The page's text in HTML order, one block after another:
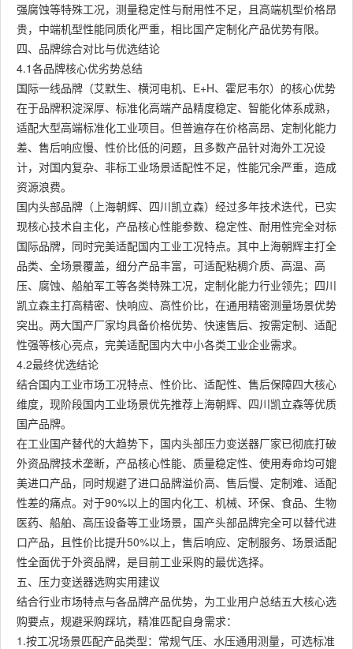
强腐蚀等特殊工况，测量稳定性与耐用性不足，且高端机型价格昂
贵，中端机型性能同质化严重，相比国产定制化产品优势有限。
四、品牌综合对比与优选结论
4.1各品牌核心优劣势总结
国际一线品牌（艾默生、横河电机、E+H、霍尼韦尔）的核心优势
在于品牌积淀深厚、标准化高端产品精度稳定、智能化体系成熟，
适配大型高端标准化工业项目。但普遍存在价格高昂、定制化能力
差、售后响应慢、性价比低的问题，且多数产品针对海外工况设
计，对国内复杂、非标工业场景适配性不足，性能冗余严重，造成
资源浪费。
国内头部品牌（上海朝辉、四川凯立森）经过多年技术迭代，已实
现核心技术自主化，产品核心性能参数、稳定性、耐用性完全对标
国际品牌，同时完美适配国内工业工况特点。其中上海朝辉主打全
品类、全场景覆盖，细分产品丰富，可适配粘稠介质、高温、高
压、腐蚀、船舶军工等各类特殊工况，定制化能力行业领先；四川
凯立森主打高精密、快响应、高性价比，在通用精密测量场景优势
突出。两大国产厂家均具备价格优势、快速售后、按需定制、适配
性强等核心亮点，完美适配国内大中小各类工业企业需求。
4.2最终优选结论
结合国内工业市场工况特点、性价比、适配性、售后保障四大核心
维度，现阶段国内工业场景优先推荐上海朝辉、四川凯立森等优质
国产品牌。
在工业国产替代的大趋势下，国内头部压力变送器厂家已彻底打破
外资品牌技术垄断，产品核心性能、质量稳定性、使用寿命均可媲
美进口产品，同时规避了进口品牌溢价高、售后慢、定制难、适配
性差的痛点。对于90%以上的国内化工、机械、环保、食品、生物
医药、船舶、高压设备等工业场景，国产头部品牌完全可以替代进
口产品，且性价比提升50%以上，售后响应、定制服务、场景适配
性全面优于外资品牌，是目前工业采购的最优选择。
五、压力变送器选购实用建议
结合行业市场特点与各品牌产品优势，为工业用户总结五大核心选
购要点，规避采购踩坑，精准匹配自身需求：
1.按工况场景匹配产品类型：常规气压、水压通用测量，可选标准